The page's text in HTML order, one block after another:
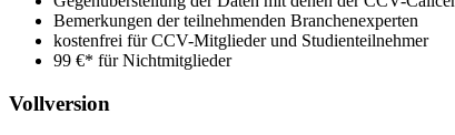
Bemerkungen der teilnehmenden Branchenexperten
kostenfrei für CCV-Mitglieder und Studienteilnehmer
99 €* für Nichtmitglieder
Vollversion